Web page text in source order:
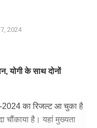
2024
योगी के साथ दोनों
2024 का रिजल्ट आ चुका है
चौंकाया है। यहां मुख्यता